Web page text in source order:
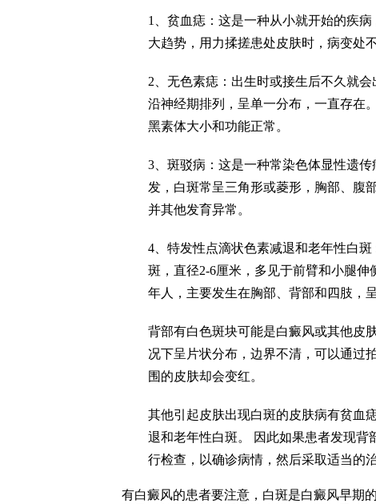
1、贫血痣：这是一种从小就开始的疾
大趋势，用力揉搓患处皮肤时，病变处
2、无色素痣：出生时或接生后不久就
沿神经期排列，呈单一分布，一直存在
黑素体大小和功能正常。
3、斑驳病：这是一种常染色体显性遗
发，白斑常呈三角形或菱形，胸部、腹
并其他发育异常。
4、特发性点滴状色素减退和老年性白
斑，直径2-6厘米，多见于前臂和小腿
年人，主要发生在胸部、背部和四肢，
背部有白色斑块可能是白癜风或其他皮
况下呈片状分布，边界不清，可以通过
围的皮肤却会变红。
其他引起皮肤出现白斑的皮肤病有贫血
退和老年性白斑。 因此如果患者发现
行检查，以确诊病情，然后采取适当的
有白癜风的患者要注意，白斑是白癜风早期